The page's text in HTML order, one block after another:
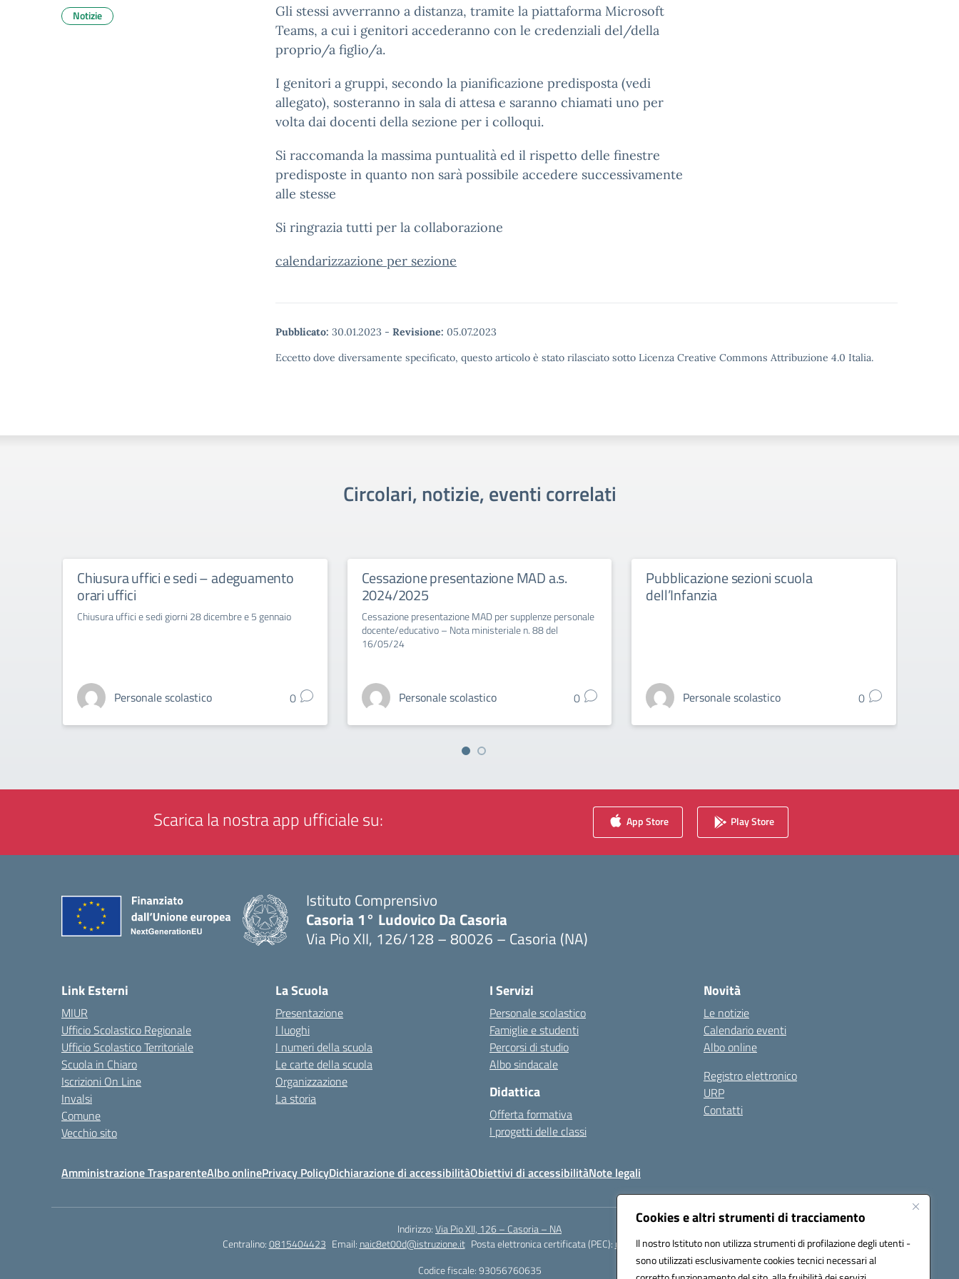
Cookies e altri strumenti di tracciamento
Il nostro Istituto non utilizza strumenti di profilazione degli utenti -
sono utilizzati esclusivamente cookies tecnici necessari al
Gli stessi avverranno a distanza, tramite la piattaforma Microsoft
Teams, a cui i genitori accederanno con le credenziali del/della
proprio/a figlio/a.
I genitori a gruppi, secondo la pianificazione predisposta (vedi
allegato), sosteranno in sala di attesa e saranno chiamati uno per
volta dai docenti della sezione per i colloqui.
Si raccomanda la massima puntualità ed il rispetto delle finestre
predisposte in quanto non sarà possibile accedere successivamente
alle stesse
Si ringrazia tutti per la collaborazione
calendarizzazione per sezione
Pubblicato: 30.01.2023 - Revisione: 05.07.2023
Eccetto dove diversamente specificato, questo articolo è stato rilasciato sotto Licenza Creative Commons Attribuzione 4.0 Italia.
Notizie
Circolari, notizie, eventi correlati
Chiusura uffici e sedi – adeguamento
orari uffici
Chiusura uffici e sedi giorni 28 dicembre e 5 gennaio
Personale scolastico 0
Cessazione presentazione MAD a.s.
2024/2025
Cessazione presentazione MAD per supplenze personale
docente/educativo – Nota ministeriale n. 88 del
16/05/24
Personale scolastico 0
Pubblicazione sezioni scuola
dell’Infanzia
Personale scolastico 0
Scarica la nostra app ufficiale su: App Store Play Store
Istituto Comprensivo
Casoria 1° Ludovico Da Casoria
Via Pio XII, 126/128 – 80026 – Casoria (NA)
Link Esterni
MIUR
Ufficio Scolastico Regionale
Ufficio Scolastico Territoriale
Scuola in Chiaro
Iscrizioni On Line
Invalsi
Comune
Vecchio sito
La Scuola
Presentazione
I luoghi
I numeri della scuola
Le carte della scuola
Organizzazione
La storia
I Servizi
Personale scolastico
Famiglie e studenti
Percorsi di studio
Albo sindacale
Didattica
Offerta formativa
I progetti delle classi
Novità
Le notizie
Calendario eventi
Albo online
Registro elettronico
URP
Contatti
Amministrazione TrasparenteAlbo onlinePrivacy PolicyDichiarazione di accessibilitàObiettivi di accessibilitàNote legali
Indirizzo:Via Pio XII, 126 – Casoria – NA
Centralino:0815404423 Email: naic8et00d@istruzione.it Posta elettronica certificata (PEC): naic8et00d@pec.istruzione.it
Codice fiscale: 93056760635